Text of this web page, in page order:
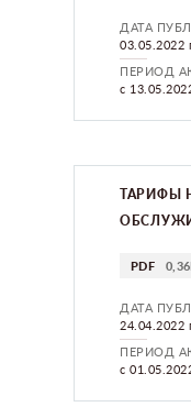
ДАТА
03.05.2022
ПЕРИОД
с
ТАРИФЫ
PDF
ДАТА
24.04.2022
ПЕРИОД
с